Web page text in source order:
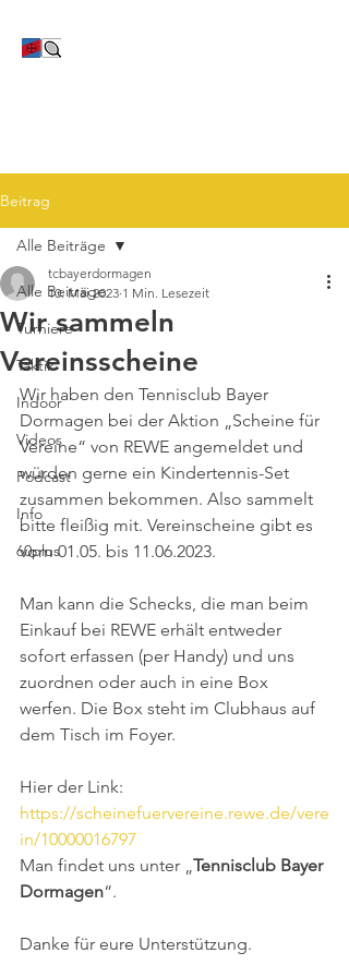
Beitrag
Alle Beiträge
Turniere
Taktik
Indoor
Videos
Podcast
Info
60plus
Alle Beiträge
Wir sammeln
Vereinsscheine
tcbayerdormagen
10. Mai 2023 1 Min. Lesezeit
Wir haben den Tennisclub Bayer
Dormagen bei der Aktion „Scheine für
Vereine“ von REWE angemeldet und
würden gerne ein Kindertennis-Set
zusammen bekommen. Also sammelt
bitte fleißig mit. Vereinscheine gibt es
vom 01.05. bis 11.06.2023.
Man kann die Schecks, die man beim
Einkauf bei REWE erhält entweder
sofort erfassen (per Handy) und uns
zuordnen oder auch in eine Box
werfen. Die Box steht im Clubhaus auf
dem Tisch im Foyer.
Hier der Link:
https://scheinefuervereine.rewe.de/vere
in/10000016797
Man findet uns unter „Tennisclub Bayer
Dormagen“.
Danke für eure Unterstützung.